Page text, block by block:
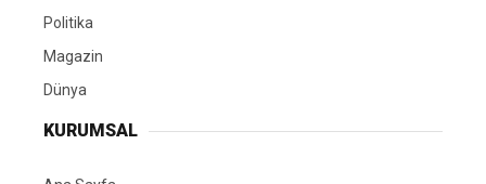
Politika
Magazin
Dünya
KURUMSAL